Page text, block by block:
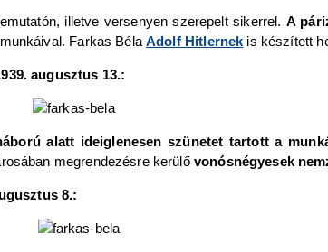
illetve versenyen szerepelt sikerrel. A
Farkas BélaAdolf Hitlernek is készített
augusztus 13.:
alatt ideiglenesen szünetet tartott a
megrendezésre kerülő vonósnégyesek
8.: